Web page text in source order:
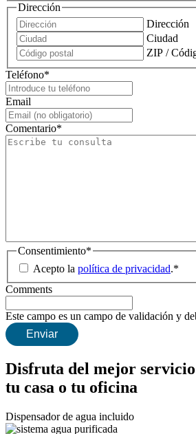
Dirección
Dirección
Ciudad
ZIP /
Teléfono*
Email
Comentario*
Consentimiento*
Acepto la política de privacidad.*
Comments
Este campo es un campo de validación y
Disfruta del mejor
tu casa o tu oficina
Dispensador de agua incluido